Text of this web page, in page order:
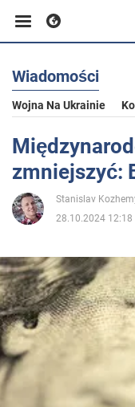
Biznes
Sport
Rozrywka
Polityka
Społeczeństwo
Wojna na Ukrainie
Wiadomości
Wojna Na Ukrainie
zmniejszyć:
Stanislav
28.10.2024 12:18